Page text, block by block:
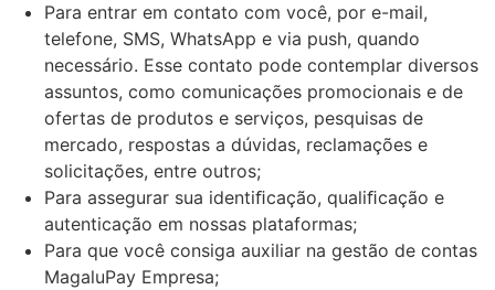
Para entrar em contato com você, por e-mail,
telefone, SMS, WhatsApp e via push, quando
necessário. Esse contato pode contemplar diversos
assuntos, como comunicações promocionais e de
ofertas de produtos e serviços, pesquisas de
mercado, respostas a dúvidas, reclamações e
solicitações, entre outros;
Para assegurar sua identiﬁcação, qualiﬁcação e
autenticação em nossas plataformas;
Para que você consiga auxiliar na gestão de contas
MagaluPay Empresa;